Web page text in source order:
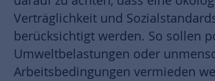
Verträglichkeit und
berücksichtigt werden. So sollen
Umweltbelastungen oder
Arbeitsbedingungen vermieden